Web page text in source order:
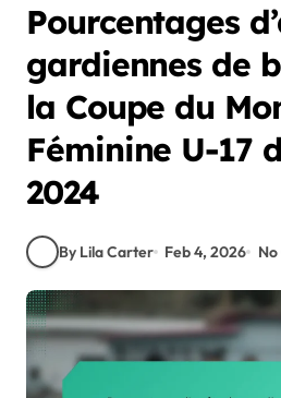
Pourcentages
gardiennes de
la Coupe du
Féminine U-17
2024
By Lila Carter Feb 4, 2026